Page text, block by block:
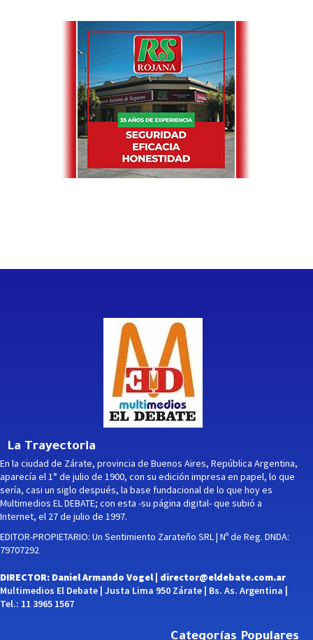
La Trayectoria
En la ciudad de Zárate, provincia de Buenos Aires, República Argentina,
aparecía el 1° de julio de 1900, con su edición impresa en papel, lo que
sería, casi un siglo después, la base fundacional de lo que hoy es
Multimedios EL DEBATE; con esta -su página digital- que subió a
Internet, el 27 de julio de 1997.
EDITOR-PROPIETARIO: Un Sentimiento Zarateño SRL | Nº de Reg. DNDA:
79707292
DIRECTOR: Daniel Armando Vogel | director@eldebate.com.ar
Multimedios El Debate | Justa Lima 950 Zárate | Bs. As. Argentina |
Tel.: 11 3965 1567